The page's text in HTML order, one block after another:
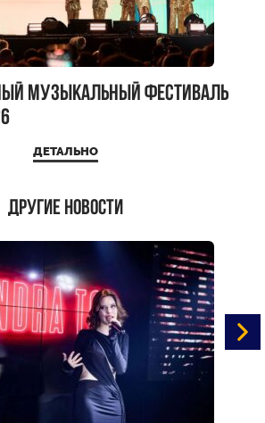
музыкальный фестиваль
ДЕТАЛЬНО
Другие новости